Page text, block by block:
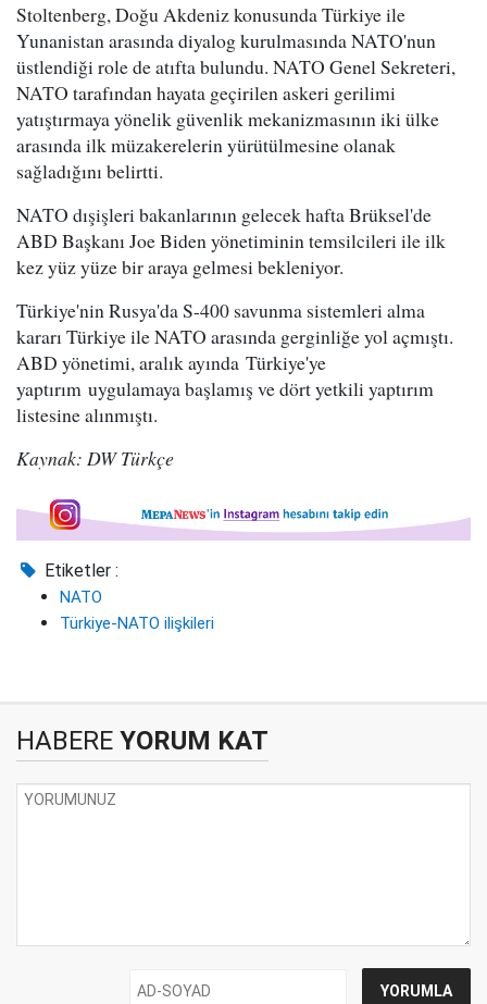
Stoltenberg, Doğu Akdeniz konusunda Türkiye ile
Yunanistan arasında diyalog kurulmasında NATO'nun
üstlendiği role de atıfta bulundu. NATO Genel Sekreteri,
NATO tarafından hayata geçirilen askeri gerilimi
yatıştırmaya yönelik güvenlik mekanizmasının iki ülke
arasında ilk müzakerelerin yürütülmesine olanak
sağladığını belirtti.
NATO dışişleri bakanlarının gelecek hafta Brüksel'de
ABD Başkanı Joe Biden yönetiminin temsilcileri ile ilk
kez yüz yüze bir araya gelmesi bekleniyor.
Türkiye'nin Rusya'da S-400 savunma sistemleri alma
kararı Türkiye ile NATO arasında gerginliğe yol açmıştı.
ABD yönetimi, aralık ayında Türkiye'ye
yaptırım uygulamaya başlamış ve dört yetkili yaptırım
listesine alınmıştı.
Kaynak: DW Türkçe
Etiketler :
NATO
Türkiye-NATO ilişkileri
HABERE YORUM KAT